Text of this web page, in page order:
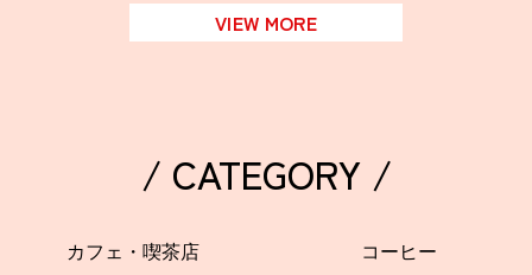
VIEW MORE
/ CATEGORY /
カフェ・喫茶店 コーヒー